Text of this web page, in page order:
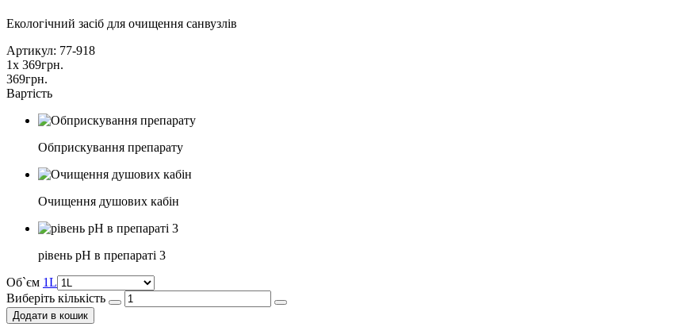
Екологічний засіб для очищення санвузлів
Артикул: 77-918
1x 369грн.
369грн.
Вартість
Обприскування препарату
Очищення душових кабін
рівень pH в препараті 3
Об`єм 1L
Виберіть кількість
Додати в кошик